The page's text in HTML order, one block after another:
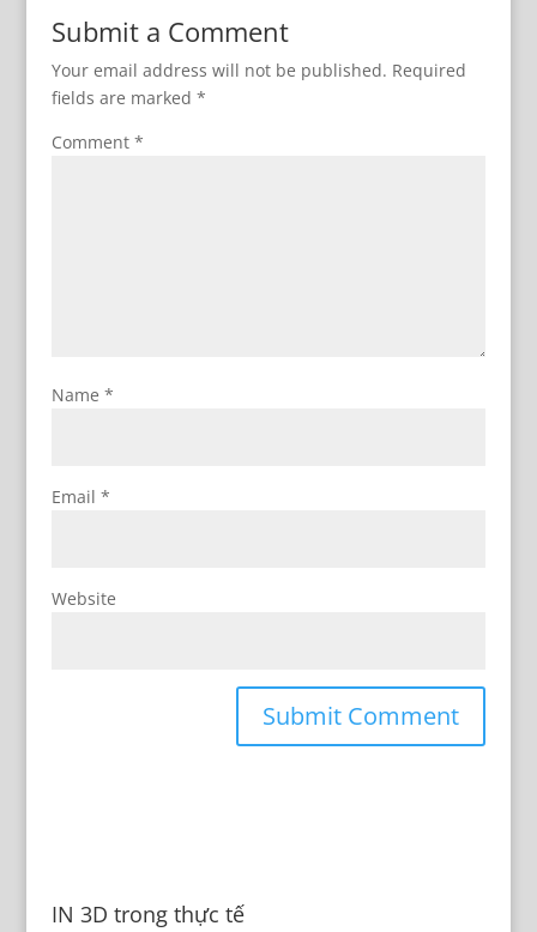
Submit a Comment
Your email address will not be published. Required
fields are marked *
Comment *
Name *
Email *
Website
IN 3D trong thực tế